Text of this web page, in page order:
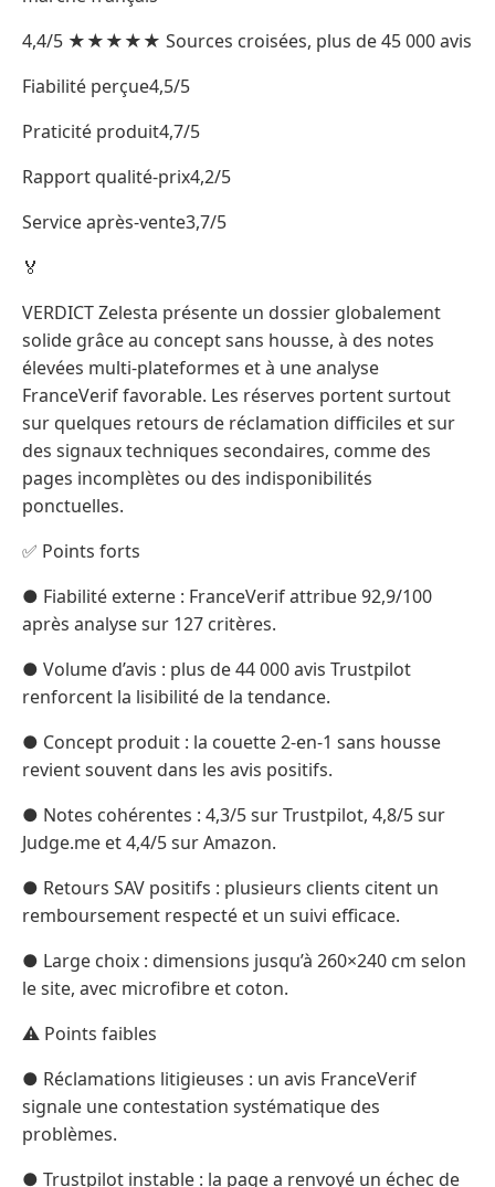
4,4/5 ★★★★★ Sources croisées, plus de 45 000 avis
Fiabilité perçue4,5/5
Praticité produit4,7/5
Rapport qualité-prix4,2/5
Service après-vente3,7/5
🏅
VERDICT Zelesta présente un dossier globalement
solide grâce au concept sans housse, à des notes
élevées multi-plateformes et à une analyse
FranceVerif favorable. Les réserves portent surtout
sur quelques retours de réclamation difficiles et sur
des signaux techniques secondaires, comme des
pages incomplètes ou des indisponibilités
ponctuelles.
✅ Points forts
● Fiabilité externe : FranceVerif attribue 92,9/100
après analyse sur 127 critères.
● Volume d’avis : plus de 44 000 avis Trustpilot
renforcent la lisibilité de la tendance.
● Concept produit : la couette 2-en-1 sans housse
revient souvent dans les avis positifs.
● Notes cohérentes : 4,3/5 sur Trustpilot, 4,8/5 sur
Judge.me et 4,4/5 sur Amazon.
● Retours SAV positifs : plusieurs clients citent un
remboursement respecté et un suivi efficace.
● Large choix : dimensions jusqu’à 260×240 cm selon
le site, avec microfibre et coton.
⚠️ Points faibles
● Réclamations litigieuses : un avis FranceVerif
signale une contestation systématique des
problèmes.
● Trustpilot instable : la page a renvoyé un échec de